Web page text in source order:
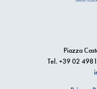
Piazza
Tel. +39 02